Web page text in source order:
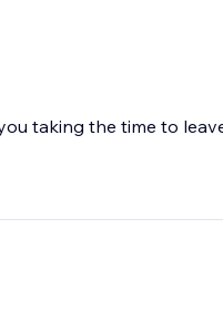
taking the time to